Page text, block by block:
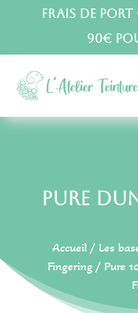
Frais de
90€
Pure
Accueil / Les
Fingering / Pure